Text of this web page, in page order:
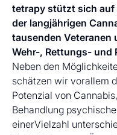
tetrapy stützt sich
der langjährigen
tausenden Veteranen
Wehr-, Rettungs- und
Neben den
schätzen wir vorallem
Potenzial von
Behandlung
einerVielzahl